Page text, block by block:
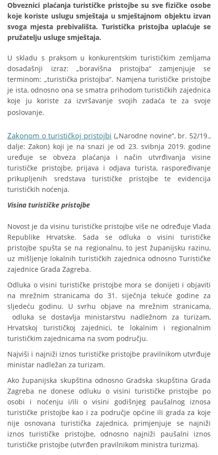
Obveznici plaćanja turističke pristojbe su sve fizičke osobe
koje koriste uslugu smještaja u smještajnom objektu izvan
svoga mjesta prebivališta. Turistička pristojba uplaćuje se
pružatelju usluge smještaja.
U skladu s praksom u konkurentskim turističkim zemljama
dosadašnji izraz: „boravišna pristojba“ zamjenjuje se
terminom: „turistička pristojba“. Namjena turističke pristojbe
je ista, odnosno ona se smatra prihodom turističkih zajednica
koje ju koriste za izvršavanje svojih zadaća te za svoje
poslovanje.
Zakonom o turističkoj pristojbi („Narodne novine“, br. 52/19.,
dalje: Zakon) koji je na snazi je od 23. svibnja 2019. godine
uređuje se obveza plaćanja i način utvrđivanja visine
turističke pristojbe, prijava i odjava turista, raspoređivanje
prikupljenih sredstava turističke pristojbe te evidencija
turističkih noćenja.
Visina turističke pristojbe
Novost je da visinu turističke pristojbe više ne određuje Vlada
Republike Hrvatske. Sada se odluka o visini turističke
pristojbe spušta se na regionalnu, to jest županijsku razinu,
uz mišljenje lokalnih turističkih zajednica odnosno Turističke
zajednice Grada Zagreba.
Odluka o visini turističke pristojbe mora se donijeti i objaviti
na mrežnim stranicama do 31. siječnja tekuće godine za
sljedeću godinu. U svrhu objave na mrežnim stranicama,
odluka se dostavlja ministarstvu nadležnom za turizam,
Hrvatskoj turističkoj zajednici, te lokalnim i regionalnim
turističkim zajednicama na svom području.
Najviši i najniži iznos turističke pristojbe pravilnikom utvrđuje
ministar nadležan za turizam.
Ako županijska skupština odnosno Gradska skupština Grada
Zagreba ne donese odluku o visini turističke pristojbe po
osobi i noćenju i/ili o visini godišnjeg paušalnog iznosa
turističke pristojbe kao i za područje općine ili grada za koje
nije osnovana turistička zajednica, primjenjuje se najniži
iznos turističke pristojbe, odnosno najniži paušalni iznos
turističke pristojbe (utvrđen pravilnikom ministra turizma).